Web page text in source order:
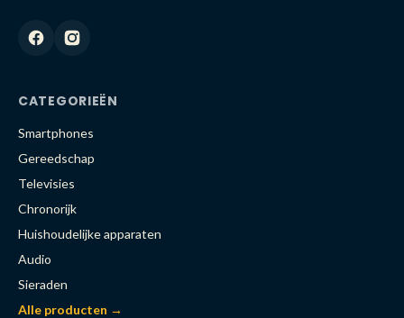
CATEGORIEËN
Smartphones
Gereedschap
Televisies
Chronorijk
Huishoudelijke apparaten
Audio
Sieraden
Alle producten →